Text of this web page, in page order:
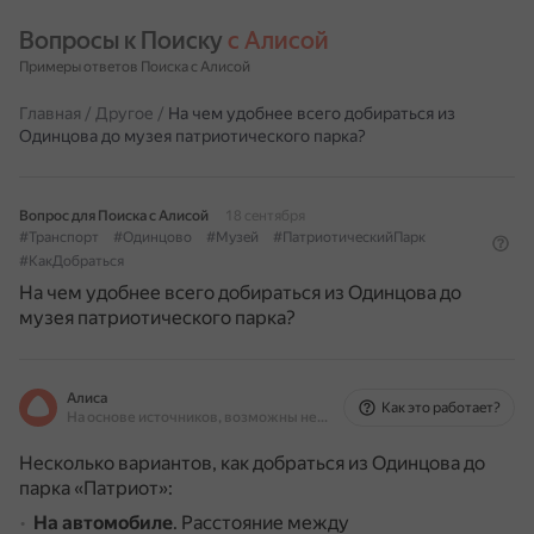
Вопросы к Поиску с Алисой
Примеры ответов Поиска с Алисой
Главная / Другое / На чем удобнее всего добираться из
Одинцова до музея патриотического парка?
Вопрос для Поиска с Алисой
18 сентября
#Транспорт
#Одинцово #Музей
#ПатриотическийПарк
#КакДобраться
На чем удобнее всего добираться из Одинцова до
музея патриотического парка?
Алиса
На основе источников, возможны неточности
Как это работает?
Несколько вариантов, как добраться из Одинцова до
парка «Патриот»:
На автомобиле. Расстояние между